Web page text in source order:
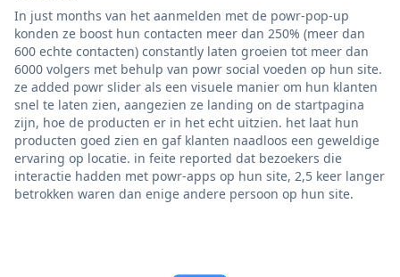
In just months van het aanmelden met de powr-pop-up
konden ze boost hun contacten meer dan 250% (meer dan
600 echte contacten) constantly laten groeien tot meer dan
6000 volgers met behulp van powr social voeden op hun site.
ze added powr slider als een visuele manier om hun klanten
snel te laten zien, aangezien ze landing on de startpagina
zijn, hoe de producten er in het echt uitzien. het laat hun
producten goed zien en gaf klanten naadloos een geweldige
ervaring op locatie. in feite reported dat bezoekers die
interactie hadden met powr-apps op hun site, 2,5 keer langer
betrokken waren dan enige andere persoon op hun site.